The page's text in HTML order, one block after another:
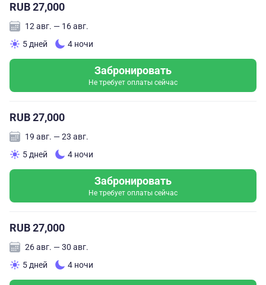
RUB 27,000
12 авг. — 16 авг.
5 дней
4 ночи
Забронировать
Не требует оплаты сейчас
RUB 27,000
19 авг. — 23 авг.
5 дней
4 ночи
Забронировать
Не требует оплаты сейчас
RUB 27,000
26 авг. — 30 авг.
5 дней
4 ночи